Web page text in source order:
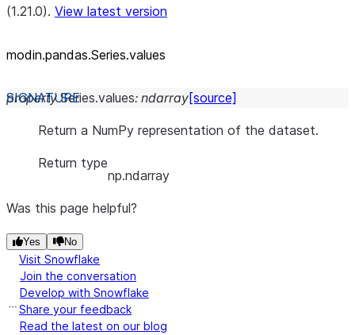
(1.21.0). View latest version
modin.pandas.Series.values
property Series.values: ndarray[source]
Return a NumPy representation of the dataset.
Return type
np.ndarray
Was this page helpful?
Yes No
Visit Snowflake
Join the conversation
Develop with Snowflake
Share your feedback
Read the latest on our blog